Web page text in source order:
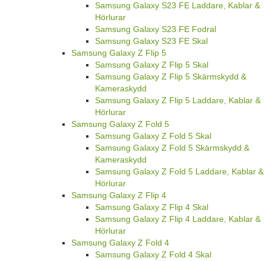
Samsung Galaxy S23 FE Laddare, Kablar &
Hörlurar
Samsung Galaxy S23 FE Fodral
Samsung Galaxy S23 FE Skal
Samsung Galaxy Z Flip 5
Samsung Galaxy Z Flip 5 Skal
Samsung Galaxy Z Flip 5 Skärmskydd &
Kameraskydd
Samsung Galaxy Z Flip 5 Laddare, Kablar &
Hörlurar
Samsung Galaxy Z Fold 5
Samsung Galaxy Z Fold 5 Skal
Samsung Galaxy Z Fold 5 Skärmskydd &
Kameraskydd
Samsung Galaxy Z Fold 5 Laddare, Kablar &
Hörlurar
Samsung Galaxy Z Flip 4
Samsung Galaxy Z Flip 4 Skal
Samsung Galaxy Z Flip 4 Laddare, Kablar &
Hörlurar
Samsung Galaxy Z Fold 4
Samsung Galaxy Z Fold 4 Skal